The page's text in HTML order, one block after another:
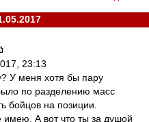
23:13
У меня хотя бы пару
по разделению масс
бойцов на позиции.
имею. А вот что ты за душой